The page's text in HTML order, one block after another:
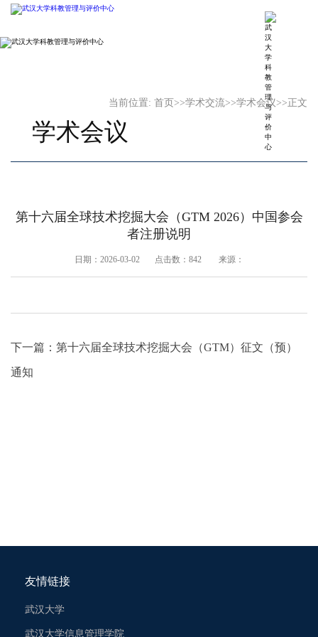
当前位置: 首页 >>学术交流>>学术会议>> 正文
学术会议
第十六届全球技术挖掘大会（GTM 2026）中国参会
者注册说明
日期：2026-03-02 点击数： 842来源：
下一篇： 第十六届全球技术挖掘大会（GTM）征文（预）
通知
友情链接
武汉大学
武汉大学信息管理学院